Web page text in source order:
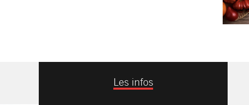
Les infos